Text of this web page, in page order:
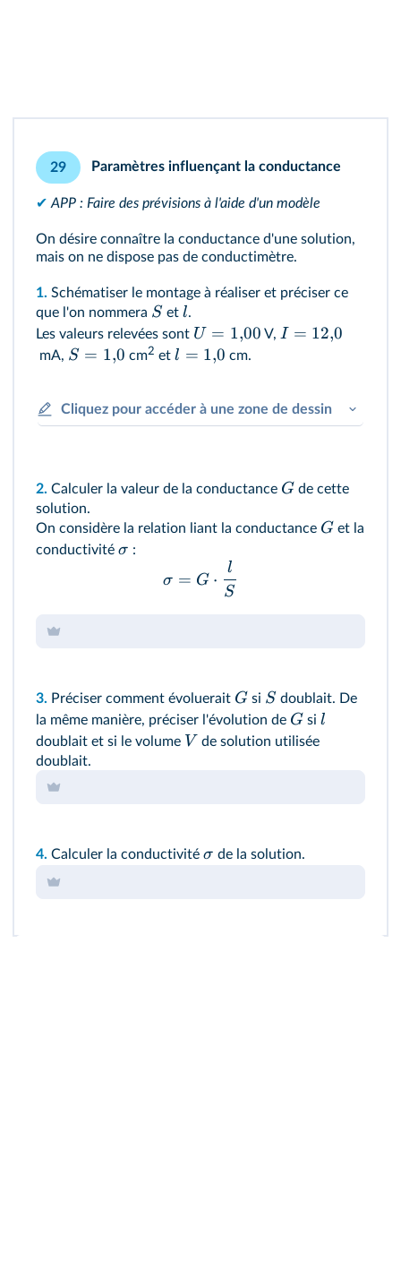
29 Paramètres influençant la conductance
✔ APP : Faire des prévisions à l'aide d'un modèle
On désire connaître la conductance d'une solution,
mais on ne dispose pas de conductimètre.
1. Schématiser le montage à réaliser et préciser ce
que l'on nommera S etl.
Les valeurs relevées sont U = 1,00 V, I = 12,0
mA, S = 1,0 cm2 et l = 1,0 cm.
Cliquez pour accéder à une zone de dessin
2. Calculer la valeur de la conductance G de cette
solution.
On considère la relation liant la conductance G et la
conductivité σ :
σ = G ⋅
S
l
3. Préciser comment évoluerait G si S doublait. De
la même manière, préciser l'évolution de G si l
doublait et si le volume V de solution utilisée
doublait.
4. Calculer la conductivité σ de la solution.